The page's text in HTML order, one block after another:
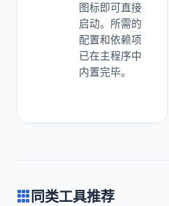
图标即可直接
启动。所需的
配置和依赖项
已在主程序中
内置完毕。
同类工具推荐